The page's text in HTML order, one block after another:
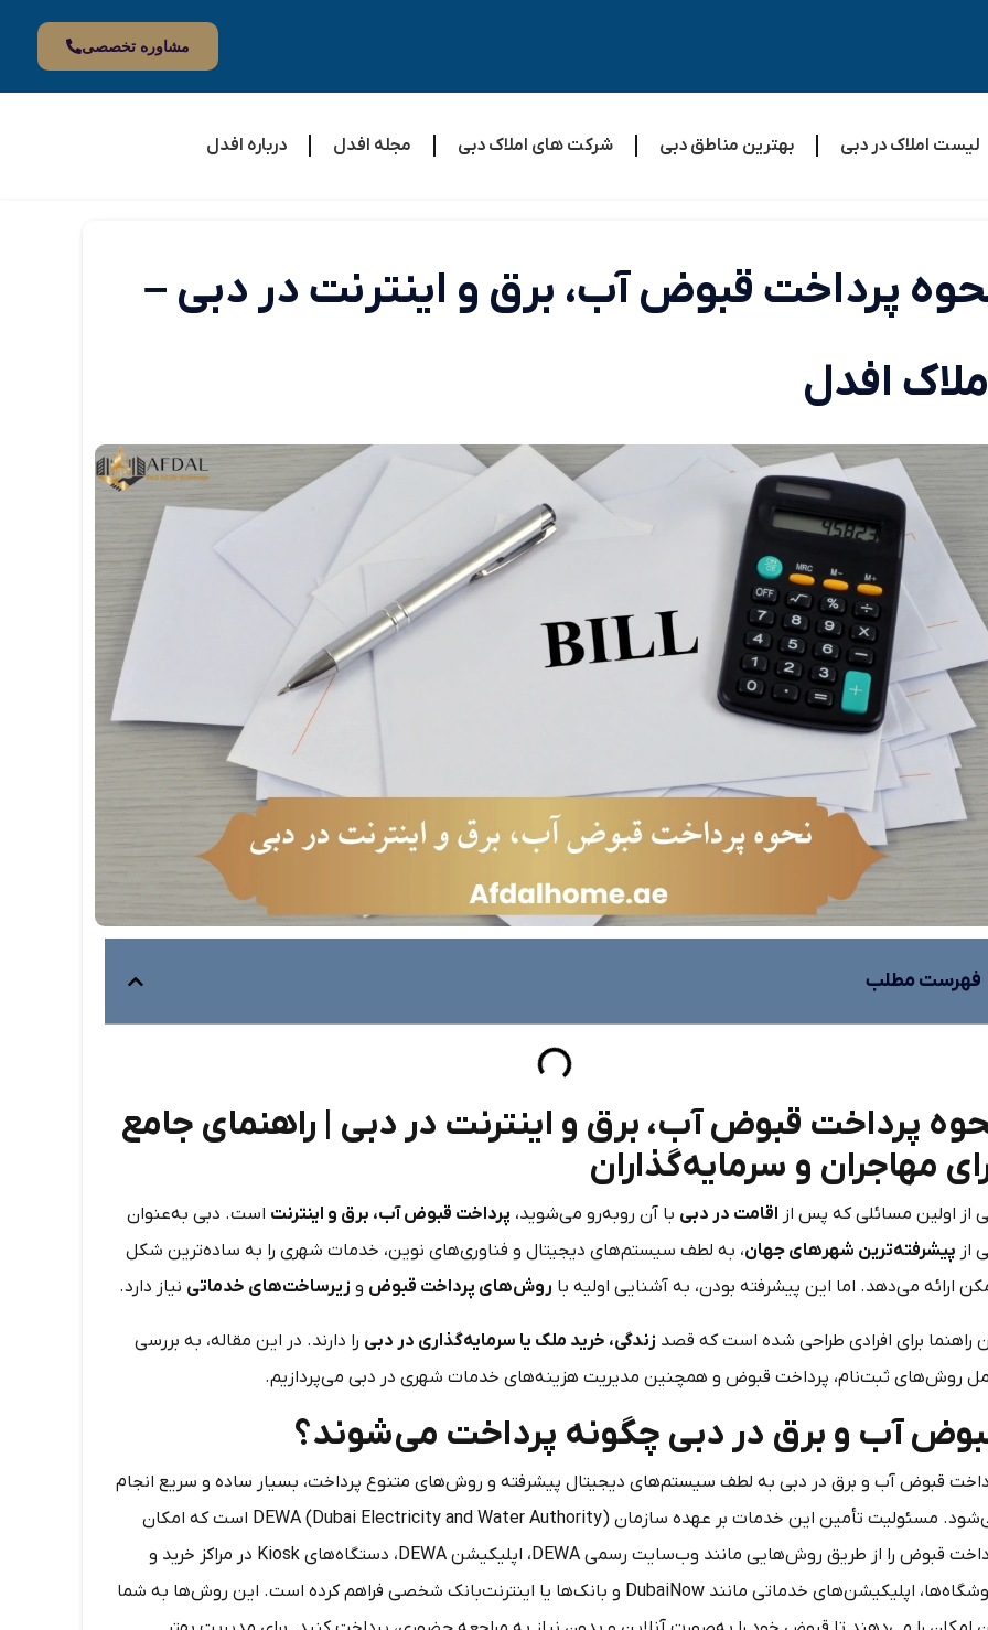
مشاوره تخصصی
لیست املاک در دبی بهترین مناطق دبی شرکت های املاک دبی مجله افدل درباره افدل
نحوه پرداخت قبوض آب، برق و اینترنت در دبی‎ –
افدل
فهرست مطلب
پرداخت قبوض آب، برق و اینترنت در دبی | راهنمای جامع
مهاجران و سرمایه‌گذاران
از اولین مسائلی که پس از اقامت در دبی با آن روبه‌رو می‌شوید، پرداخت قبوض آب، برق و اینترنت است. دبی به‌عنوان
از پیشرفته‌ترین شهرهای جهان، به لطف سیستم‌های دیجیتال و فناوری‌های نوین، خدمات شهری را به ساده‌ترین شکل
ارائه می‌دهد. اما این پیشرفته بودن، به آشنایی اولیه با روش‌های پرداخت قبوض و زیرساخت‌های خدماتی نیاز دارد.
راهنما برای افرادی طراحی شده است که قصد زندگی، خرید ملک یا سرمایه‌گذاری در دبی را دارند. در این مقاله، به بررسی
روش‌های ثبت‌نام، پرداخت قبوض و همچنین مدیریت هزینه‌های خدمات شهری در دبی می‌پردازیم.
آب و برق در دبی چگونه پرداخت می‌شوند؟
قبوض آب و برق در دبی به لطف سیستم‌های دیجیتال پیشرفته و روش‌های متنوع پرداخت، بسیار ساده و سریع انجام
می‌شود. مسئولیت تأمین این خدمات بر عهده سازمان DEWA (Dubai Electricity and Water Authority) است که امکان
پرداخت قبوض را از طریق روش‌هایی مانند وب‌سایت رسمی DEWA، اپلیکیشن DEWA، دستگاه‌های Kiosk در مراکز خرید و
فروشگاه‌ها، اپلیکیشن‌های خدماتی مانند DubaiNow و بانک‌ها یا اینترنت‌بانک شخصی فراهم کرده است. این روش‌ها به شما